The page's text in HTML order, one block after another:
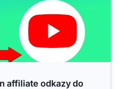
affiliate odkazy do